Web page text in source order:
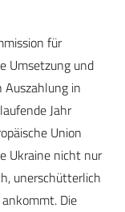
für
Umsetzung und
Auszahlung in
Jahr
Union
Ukraine nicht nur
unerschütterlich
Die